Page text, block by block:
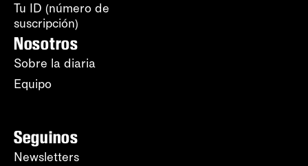
Tu ID (número de
suscripción)
Nosotros
Sobre la diaria
Equipo
Seguinos
Newsletters